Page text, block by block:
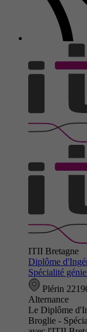
ITII Bretagne
Diplôme
Spécialité
Plérin
Alternance
Le Diplôme
Broglie -